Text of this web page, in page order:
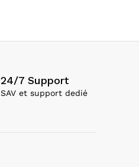
24/7 Support
SAV et support dedié